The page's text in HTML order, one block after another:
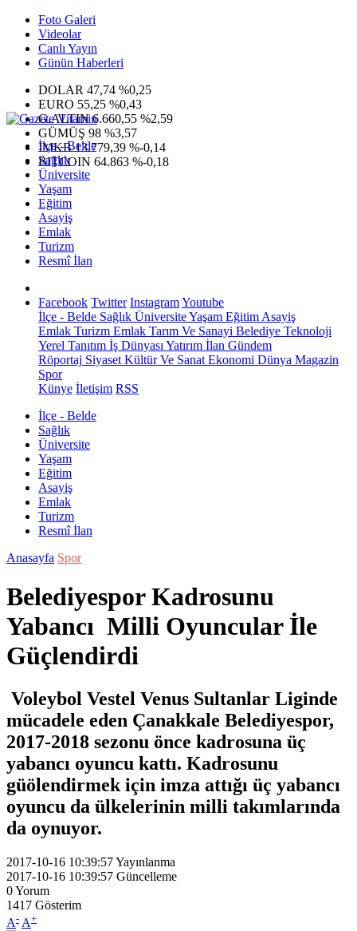
Foto Galeri
Videolar
Canlı Yayın
Günün Haberleri
DOLAR 47,74 %0,25
EURO 55,25 %0,43
G.ALTIN6.660,55 %2,59
GÜMÜŞ 98 %3,57
IMKB13.779,39 %-0,14
BITCOIN 64.863 %-0,18
İlçe - Belde
Sağlık
Üniversite
Yaşam
Eğitim
Asayiş
Emlak
Turizm
Resmî İlan
Facebook Twitter InstagramYoutube
İlçe - Belde Sağlık ÜniversiteYaşam Eğitim Asayiş
Emlak Turizm Emlak Tarım Ve Sanayi Belediye Teknoloji
Yerel Tanıtım İş Dünyası Yatırım İlan Gündem
Röportaj Siyaset Kültür Ve Sanat Ekonomi Dünya Magazin
Spor
Künye İletişim RSS
İlçe - Belde
Sağlık
Üniversite
Yaşam
Eğitim
Asayiş
Emlak
Turizm
Resmî İlan
Anasayfa Spor
Belediyespor Kadrosunu
Yabancı Milli Oyuncular İle
Güçlendirdi
Voleybol Vestel Venus Sultanlar Liginde
mücadele eden Çanakkale Belediyespor,
2017-2018 sezonu önce kadrosuna üç
yabancı oyuncu kattı. Kadrosunu
güölendirmek için imza attığı üç yabancı
oyuncu da ülkelerinin milli takımlarında
da oynuyor.
2017-10-16 10:39:57Yayınlanma
2017-10-16 10:39:57 Güncelleme
0Yorum
1417 Gösterim
A- A+